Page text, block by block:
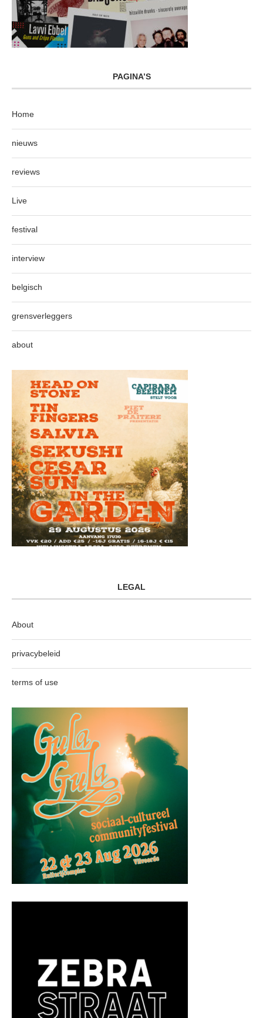
PAGINA’S
Home
nieuws
reviews
Live
festival
interview
belgisch
grensverleggers
about
LEGAL
About
privacybeleid
terms of use